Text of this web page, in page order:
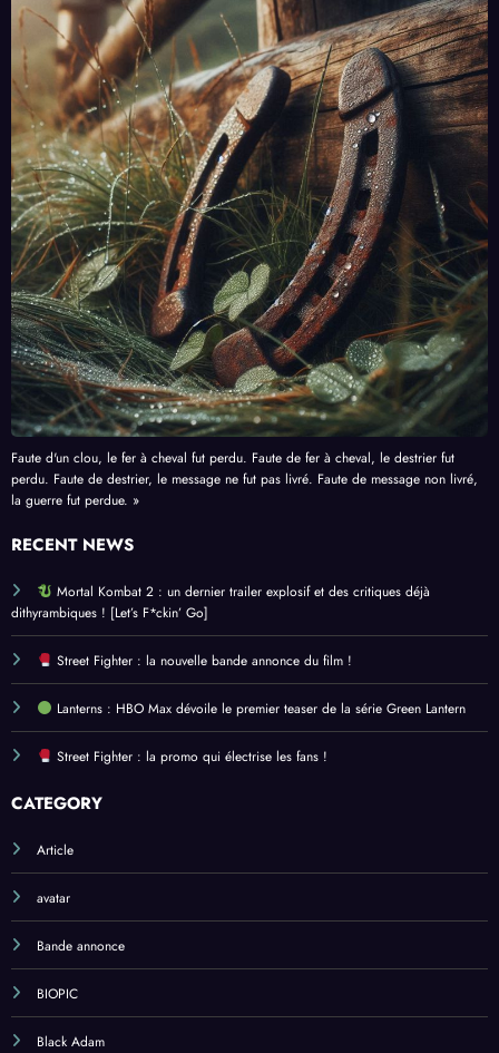
Faute d'un clou, le fer à cheval fut perdu. Faute de fer à cheval, le destrier fut
perdu. Faute de destrier, le message ne fut pas livré. Faute de message non livré,
la guerre fut perdue. »
RECENT NEWS
Mortal Kombat 2 : un dernier trailer explosif et des critiques déjà
dithyrambiques ! [Let’s F*ckin’ Go]
Street Fighter : la nouvelle bande annonce du film !
Lanterns : HBO Max dévoile le premier teaser de la série Green Lantern
Street Fighter : la promo qui électrise les fans !
CATEGORY
Article
avatar
Bande annonce
BIOPIC
Black Adam